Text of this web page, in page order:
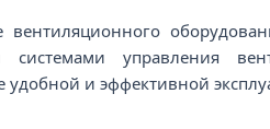
системами управления
и эффективной